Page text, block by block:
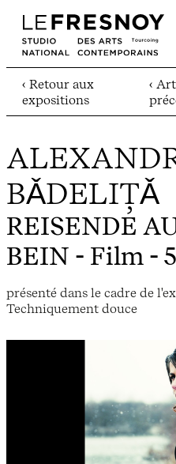
‹ Retour aux
expositions
‹
BǍDELIȚǍ
REISENDE
BEIN - Film -
présenté dans le cadre de
Techniquement douce